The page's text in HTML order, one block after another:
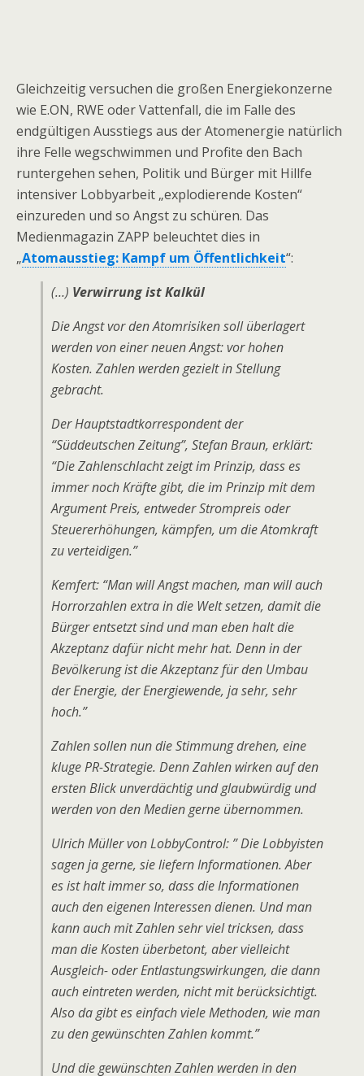
Gleichzeitig versuchen die großen Energiekonzerne
wie E.ON, RWE oder Vattenfall, die im Falle des
endgültigen Ausstiegs aus der Atomenergie natürlich
ihre Felle wegschwimmen und Profite den Bach
runtergehen sehen, Politik und Bürger mit Hillfe
intensiver Lobbyarbeit „explodierende Kosten“
einzureden und so Angst zu schüren. Das
Medienmagazin ZAPP beleuchtet dies in
„Atomausstieg: Kampf um Öffentlichkeit“:
(…) Verwirrung ist Kalkül
Die Angst vor den Atomrisiken soll überlagert
werden von einer neuen Angst: vor hohen
Kosten. Zahlen werden gezielt in Stellung
gebracht.
Der Hauptstadtkorrespondent der
“Süddeutschen Zeitung”, Stefan Braun, erklärt:
“Die Zahlenschlacht zeigt im Prinzip, dass es
immer noch Kräfte gibt, die im Prinzip mit dem
Argument Preis, entweder Strompreis oder
Steuererhöhungen, kämpfen, um die Atomkraft
zu verteidigen.”
Kemfert: “Man will Angst machen, man will auch
Horrorzahlen extra in die Welt setzen, damit die
Bürger entsetzt sind und man eben halt die
Akzeptanz dafür nicht mehr hat. Denn in der
Bevölkerung ist die Akzeptanz für den Umbau
der Energie, der Energiewende, ja sehr, sehr
hoch.”
Zahlen sollen nun die Stimmung drehen, eine
kluge PR-Strategie. Denn Zahlen wirken auf den
ersten Blick unverdächtig und glaubwürdig und
werden von den Medien gerne übernommen.
Ulrich Müller von LobbyControl: ” Die Lobbyisten
sagen ja gerne, sie liefern Informationen. Aber
es ist halt immer so, dass die Informationen
auch den eigenen Interessen dienen. Und man
kann auch mit Zahlen sehr viel tricksen, dass
man die Kosten überbetont, aber vielleicht
Ausgleich- oder Entlastungswirkungen, die dann
auch eintreten werden, nicht mit berücksichtigt.
Also da gibt es einfach viele Methoden, wie man
zu den gewünschten Zahlen kommt.”
Und die gewünschten Zahlen werden in den